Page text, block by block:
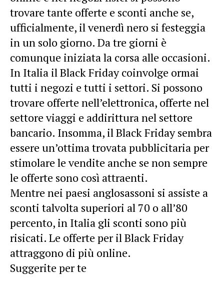
trovare tante offerte e sconti anche se,
ufficialmente, il venerdì nero si festeggia
in un solo giorno. Da tre giorni è
comunque iniziata la corsa alle occasioni.
In Italia il Black Friday coinvolge ormai
tutti i negozi e tutti i settori. Si possono
trovare offerte nell’elettronica, offerte nel
settore viaggi e addirittura nel settore
bancario. Insomma, il Black Friday sembra
essere un’ottima trovata pubblicitaria per
stimolare le vendite anche se non sempre
le offerte sono così attraenti.
Mentre nei paesi anglosassoni si assiste a
sconti talvolta superiori al 70 o all’80
percento, in Italia gli sconti sono più
risicati. Le offerte per il Black Friday
attraggono di più online.
Suggerite per te